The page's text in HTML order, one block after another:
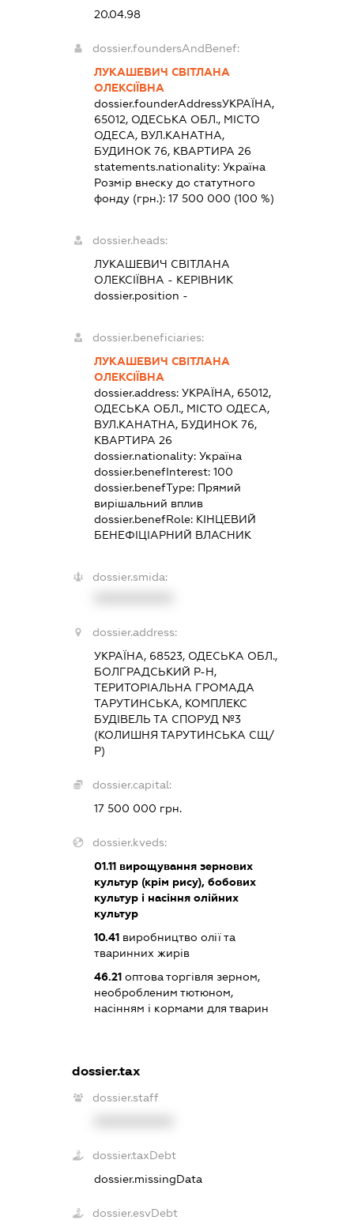
20.04.98
dossier.foundersAndBenef:
ЛУКАШЕВИЧ СВІТЛАНА
ОЛЕКСІЇВНА
dossier.founderAddressУКРАЇНА,
65012, ОДЕСЬКА ОБЛ., МІСТО
ОДЕСА, ВУЛ.КАНАТНА,
БУДИНОК 76, КВАРТИРА 26
statements.nationality: Україна
Розмір внеску до статутного
фонду (грн.): 17 500 000 (100 %)
dossier.heads:
ЛУКАШЕВИЧ СВІТЛАНА
ОЛЕКСІЇВНА - КЕРІВНИК
dossier.position -
dossier.beneficiaries:
ЛУКАШЕВИЧ СВІТЛАНА
ОЛЕКСІЇВНА
dossier.address: УКРАЇНА, 65012,
ОДЕСЬКА ОБЛ., МІСТО ОДЕСА,
ВУЛ.КАНАТНА, БУДИНОК 76,
КВАРТИРА 26
dossier.nationality: Україна
dossier.benefInterest: 100
dossier.benefType: Прямий
вирішальний вплив
dossier.benefRole: КІНЦЕВИЙ
БЕНЕФІЦІАРНИЙ ВЛАСНИК
dossier.smida:
dossier.address:
УКРАЇНА, 68523, ОДЕСЬКА ОБЛ.,
БОЛГРАДСЬКИЙ Р-Н,
ТЕРИТОРІАЛЬНА ГРОМАДА
ТАРУТИНСЬКА, КОМПЛЕКС
БУДІВЕЛЬ ТА СПОРУД №3
(КОЛИШНЯ ТАРУТИНСЬКА СЩ/
Р)
dossier.capital:
17 500 000 грн.
dossier.kveds:
01.11вирощування зернових
культур (крім рису), бобових
культур і насіння олійних
культур
10.41виробництво олії та
тваринних жирів
46.21оптова торгівля зерном,
необробленим тютюном,
насінням і кормами для тварин
dossier.tax
dossier.staff
dossier.taxDebt
dossier.missingData
dossier.esvDebt